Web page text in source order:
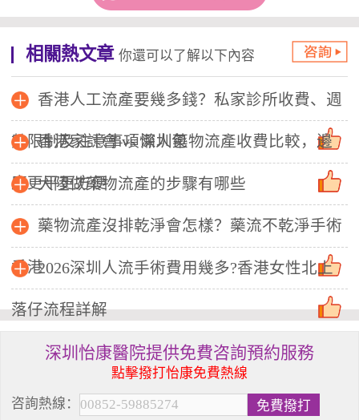
相關熱文章 你還可以了解以下內容
香港人工流產要幾多錢？私家診所收費、週
數限制及注意事項懶人包
香港家計會 vs 深圳藥物流產收費比較，邊
度更平更方便
大陸做藥物流產的步驟有哪些
藥物流產沒排乾淨會怎樣？藥流不乾淨手術
香港2026深圳人流手術費用幾多?香港女性北上
落仔流程詳解
深圳怡康醫院提供免費咨詢預約服務
點擊撥打怡康免費熱線
咨詢熱線：